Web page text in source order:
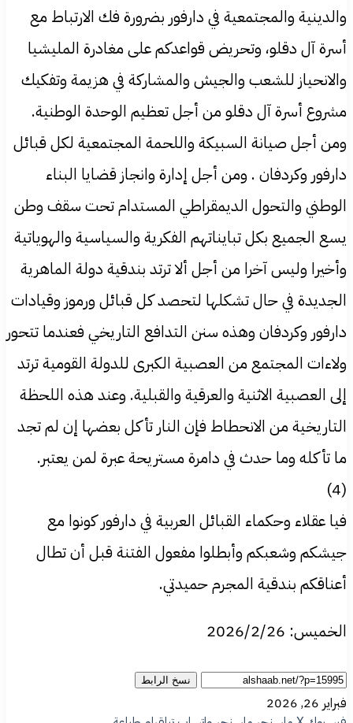
والدينية والمجتمعية في دارفور بضرورة فك الارتباط مع
أسرة آل دقلو، وتحريض قواعدكم على مغادرة المليشيا
والانحياز للشعب والجيش والمشاركة في هزيمة وتفكيك
مشروع أسرة آل دقلو من أجل تعظيم الوحدة الوطنية.
ومن أجل صيانة السبيكة واللحمة المجتمعية لكل قبائل
دارفور وكردفان . ومن أجل إدارة وانجاز قضايا البناء
الوطني والتحول الديمقراطي المستدام تحت سقف وطن
يسع الجميع بكل تبايناتهم الفكرية والسياسية والهوياتية
وأخيرا وليس آخرا من أجل ألا ترتد بندقية دولة الماهرية
الجديدة في حال تشكلها لتحصد كل قبائل ورموز وقيادات
دارفور وكردفان وهذه سنن التدافع التاريخي فعندما تتحور
ولاءات المجتمع من العصبية الكبرى للدولة القومية ترتد
إلى العصبية الاثنية والعرقية والقبلية. وعند هذه اللحظة
التاريخية من الانحطاط فإن النار تأكل بعضها إن لم تجد
ما تأكله وما حدث في دامرة مستريحة عبرة لمن يعتبر.
(4)
فيا عقلاء وحكماء القبائل العربية في دارفور كونوا مع
جيشكم وشعبكم وأبطلوا مفعول الفتنة قبل أن تطال
أعناقكم بندقية المجرم حميدتي.
الخميس: 2026/2/26
نسخ الرابط
فبراير 26, 2026